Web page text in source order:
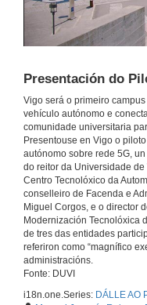
Presentación do
Vigo será o primeiro
vehículo autónomo e
comunidade universitaria
Presentouse en Vigo o
autónomo sobre rede 5G,
do reitor da Universidade
Centro Tecnolóxico da
conselleiro de Facenda e
Miguel Corgos, e o director
Modernización Tecnolóxica
de tres das entidades
referiron como “magnífico
administracións.
Fonte: DUVI
i18n.one.Series: DÁLLE AO